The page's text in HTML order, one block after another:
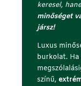
keresel,
minőséget
jársz!
Luxus
burkolat. Ha
színű,